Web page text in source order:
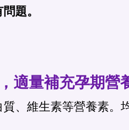
題。
適量補充孕期營
、維生素等營養素。